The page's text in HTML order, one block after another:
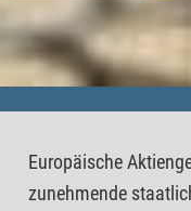
Europäische
zunehmende